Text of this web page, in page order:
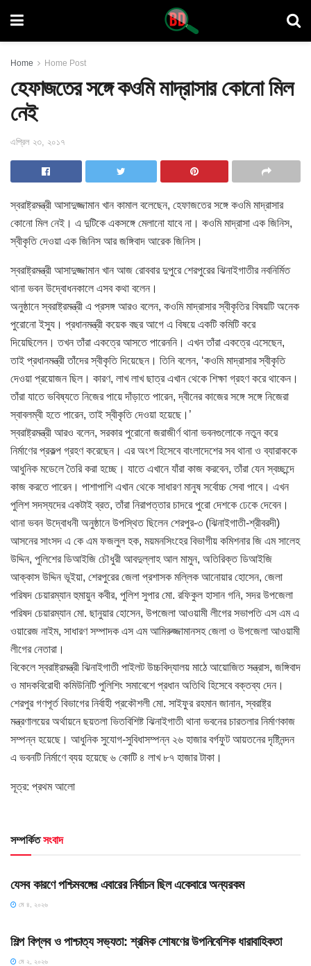
Home Home Post
হেফাজতের সঙ্গে কওমি মাদ্রাসার কোনো মিল
নেই
এপ্রিল ২৩, ২০১৭
স্বরাষ্ট্রমন্ত্রী আসাদুজ্জামান খান কামাল বলেছেন, হেফাজতের সঙ্গে কওমি মাদ্রাসার
কোনো মিল নেই। এ দুটিকে একসঙ্গে মেলানো যাবে না। কওমি মাদ্রাসা এক জিনিস,
স্বীকৃতি দেওয়া এক জিনিস আর জঙ্গিবাদ আরেক জিনিস ।
স্বরাষ্ট্রমন্ত্রী আসাদুজ্জামান খান আজ রোববার দুপুরে শেরপুরের ঝিনাইগাতীর নবনির্মিত
থানা ভবন উদ্বোধনকালে এসব কথা বলেন।
অনুষ্ঠানে স্বরাষ্ট্রমন্ত্রী এ প্রসঙ্গ আরও বলেন, কওমি মাদ্রাসার স্বীকৃতির বিষয়টি অনেক
পুরোনো ইস্যু। প্রধানমন্ত্রী কয়েক বছর আগে এ বিষয়ে একটি কমিটি করে
দিয়েছিলেন। তখন তাঁরা একত্রে আসতে পারেননি। এখন তাঁরা একত্রে এসেছেন,
তাই প্রধানমন্ত্রী তাঁদের স্বীকৃতি দিয়েছেন। তিনি বলেন, ‘কওমি মাদ্রাসার স্বীকৃতি
দেওয়া প্রয়োজন ছিল। কারণ, লাখ লাখ ছাত্র এখান থেকে শিক্ষা গ্রহণ করে থাকেন।
তাঁরা যাতে ভবিষ্যতে নিজের পায়ে দাঁড়াতে পারেন, দ্বীনের কাজের সঙ্গে সঙ্গে নিজেরা
স্বাবলম্বী হতে পারেন, তাই স্বীকৃতি দেওয়া হয়েছে।’
স্বরাষ্ট্রমন্ত্রী আরও বলেন, সরকার পুরোনো জরাজীর্ণ থানা ভবনগুলোকে নতুন করে
নির্মাণের প্রকল্প গ্রহণ করেছেন। এর অংশ হিসেবে বাংলাদেশের সব থানা ও ব্যারাককে
আধুনিক মডেলে তৈরি করা হচ্ছে। যাতে এখানে যাঁরা কাজ করবেন, তাঁরা যেন স্বচ্ছন্দে
কাজ করতে পারেন। পাশাপাশি এখান থেকে সাধারণ মানুষ সর্বোচ্চ সেবা পাবে। এখন
পুলিশ সদস্যদের একটাই ব্রত, তাঁরা নিরাপত্তার চাদরে পুরো দেশকে ঢেকে দেবেন।
থানা ভবন উদ্বোধনী অনুষ্ঠানে উপস্থিত ছিলেন শেরপুর-৩ (ঝিনাইগাতী-শ্রীবরদী)
আসনের সাংসদ এ কে এম ফজলুল হক, ময়মনসিংহের বিভাগীয় কমিশনার জি এম সালেহ
উদ্দিন, পুলিশের ডিআইজি চৌধুরী আবদুল্লাহ আল মামুন, অতিরিক্ত ডিআইজি
আক্কাস উদ্দিন ভূইয়া, শেরপুরের জেলা প্রশাসক মল্লিক আনোয়ার হোসেন, জেলা
পরিষদ চেয়ারম্যান হুমায়ুন কবীর, পুলিশ সুপার মো. রফিকুল হাসান গনি, সদর উপজেলা
পরিষদ চেয়ারম্যান মো. ছানুয়ার হোসেন, উপজেলা আওয়ামী লীগের সভাপতি এস এম এ
ওয়ারেজ নাইম, সাধারণ সম্পাদক এস এম আমিরুজ্জামানসহ জেলা ও উপজেলা আওয়ামী
লীগের নেতারা।
বিকেলে স্বরাষ্ট্রমন্ত্রী ঝিনাইগাতী পাইলট উচ্চবিদ্যালয় মাঠে আয়োজিত সন্ত্রাস, জঙ্গিবাদ
ও মাদকবিরোধী কমিউনিটি পুলিশিং সমাবেশে প্রধান অতিথি হিসেবে বক্তব্য দেন।
শেরপুর গণপূর্ত বিভাগের নির্বাহী প্রকৌশলী মো. সাইফুর রহমান জানান, স্বরাষ্ট্র
মন্ত্রণালয়ের অর্থায়নে ছয়তলা ভিতবিশিষ্ট ঝিনাইগাতী থানা ভবনের চারতলার নির্মাণকাজ
সম্পন্ন হয়েছে। আধুনিক সুযোগ-সুবিধাসম্পন্ন ২৬ হাজার বর্গফুট আয়তনের দৃষ্টিনন্দন
এ ভবনটি নির্মাণে ব্যয় হয়েছে ৬ কোটি ৪ লাখ ৮৭ হাজার টাকা।
সূত্র: প্রথম আলো
সম্পর্কিতসংবাদ
HOME POST
যেসব কারণে পশ্চিমবঙ্গের এবারের নির্বাচন ছিল একেবারে অন্যরকম
মে ৪, ২০২৬
শিল্প বিপ্লব ও পাশ্চাত্য সভ্যতা: শ্রমিক শোষণের উপনিবেশিক ধারাবাহিকতা
মে ২, ২০২৬